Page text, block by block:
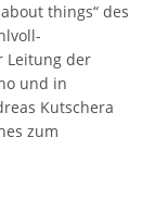
things“ des
Leitung der
und in
Kutschera
zum